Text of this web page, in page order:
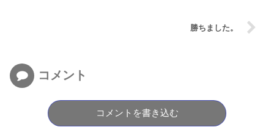
勝ちました。
コメント
コメントを書き込む